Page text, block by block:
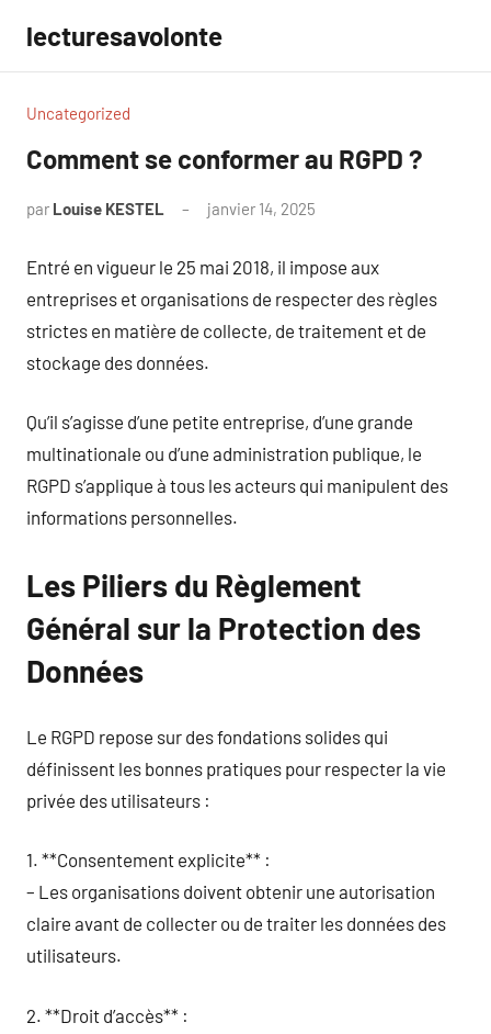
contenu
lecturesavolonte
Uncategorized
Comment se conformer au RGPD ?
par Louise KESTEL janvier 14, 2025
Entré en vigueur le 25 mai 2018, il impose aux
entreprises et organisations de respecter des règles
strictes en matière de collecte, de traitement et de
stockage des données.
Qu’il s’agisse d’une petite entreprise, d’une grande
multinationale ou d’une administration publique, le
RGPD s’applique à tous les acteurs qui manipulent des
informations personnelles.
Les Piliers du Règlement
Général sur la Protection des
Données
Le RGPD repose sur des fondations solides qui
définissent les bonnes pratiques pour respecter la vie
privée des utilisateurs :
1. **Consentement explicite** :
– Les organisations doivent obtenir une autorisation
claire avant de collecter ou de traiter les données des
utilisateurs.
2. **Droit d’accès** :